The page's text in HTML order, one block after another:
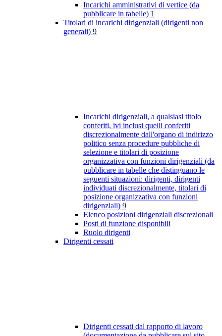
Incarichi amministrativi di vertice (da
pubblicare in tabelle) 1
Titolari di incarichi dirigenziali (dirigenti non
generali) 9
Incarichi dirigenziali, a qualsiasi titolo
conferiti, ivi inclusi quelli conferiti
discrezionalmente dall'organo di indirizzo
politico senza procedure pubbliche di
selezione e titolari di posizione
organizzativa con funzioni dirigenziali (da
pubblicare in tabelle che distinguano le
seguenti situazioni: dirigenti, dirigenti
individuati discrezionalmente, titolari di
posizione organizzativa con funzioni
dirigenziali) 9
Elenco posizioni dirigenziali discrezionali
Posti di funzione disponibili
Ruolo dirigenti
Dirigenti cessati
Dirigenti cessati dal rapporto di lavoro